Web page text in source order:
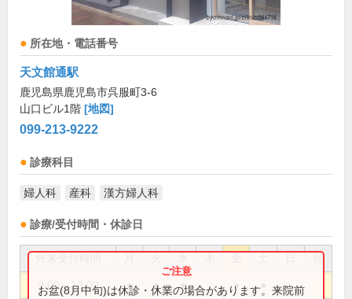
所在地・電話番号
天文館通駅
鹿児島県鹿児島市呉服町3-6
山口ビル1階 [地図]
099-213-9222
診療科目
婦人科 産科 漢方婦人科
診療/受付時間・休診日
祝
9:00～13:00 ● ● ● ●
お盆(8月中旬)は休診・休業の場合があります。来院前